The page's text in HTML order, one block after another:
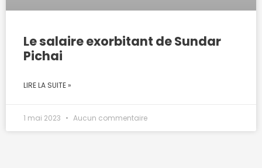
Le salaire exorbitant de Sundar
Pichai
LIRE LA SUITE »
1 mai 2023 Aucun commentaire